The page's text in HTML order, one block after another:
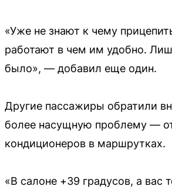
«Уже не знают к чему
работают в чем им удобно.
было», — добавил еще один.
Другие пассажиры обратили
более насущную проблему —
кондиционеров в маршрутках.
«В салоне +39 градусов, а вас